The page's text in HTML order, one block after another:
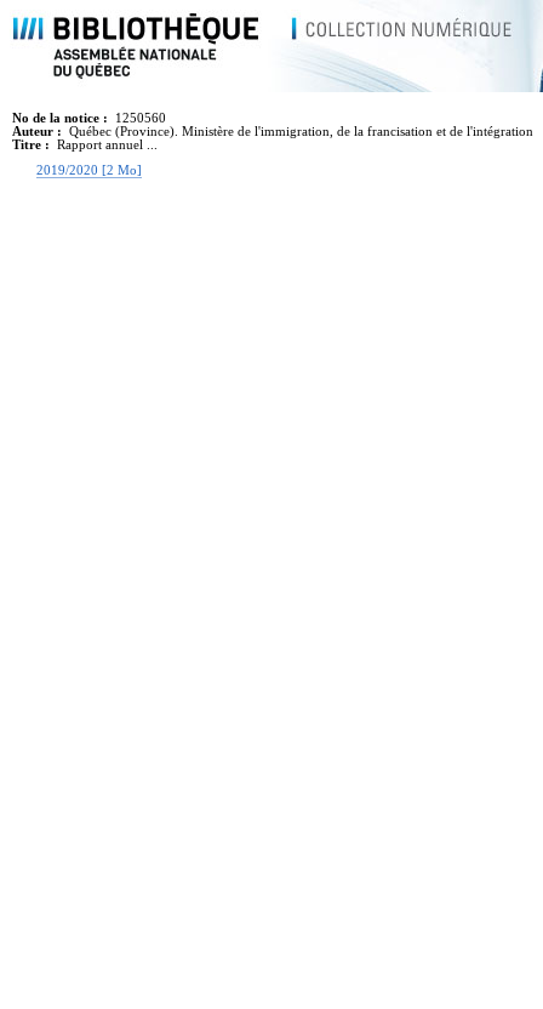
No de la notice :
1250560
Auteur :
Québec (Province). Ministère de l'immigration, de la francisation et de l'intégration
Titre :
Rapport annuel ...
2019/2020 [2 Mo]